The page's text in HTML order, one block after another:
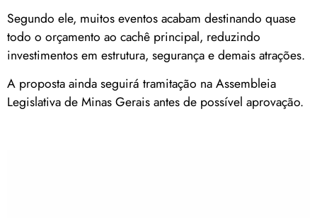
Segundo ele, muitos eventos acabam destinando quase
todo o orçamento ao cachê principal, reduzindo
investimentos em estrutura, segurança e demais atrações.
A proposta ainda seguirá tramitação na Assembleia
Legislativa de Minas Gerais antes de possível aprovação.